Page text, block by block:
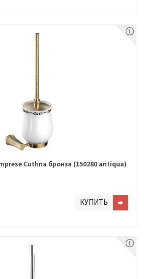
Cuthna бронза (150280 antiqua)
КУПИТЬ